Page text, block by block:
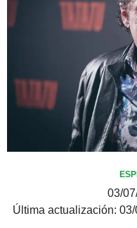
03/
Última actualización: 03/